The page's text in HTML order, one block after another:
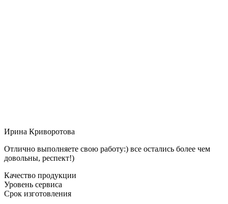
Ирина Криворотова
Отлично выполняете свою работу:) все остались более чем
довольны, респект!)
Качество продукции
Уровень сервиса
Срок изготовления